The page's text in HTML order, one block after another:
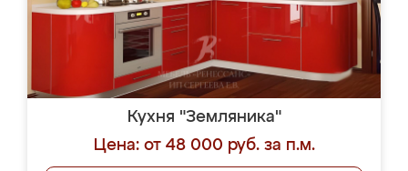
Кухня "Земляника"
Цена: от 48 000 руб. за п.м.